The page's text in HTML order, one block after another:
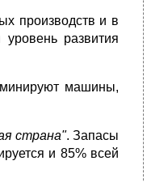
производств и в
развития
машины,
страна". Запасы
и 85% всей